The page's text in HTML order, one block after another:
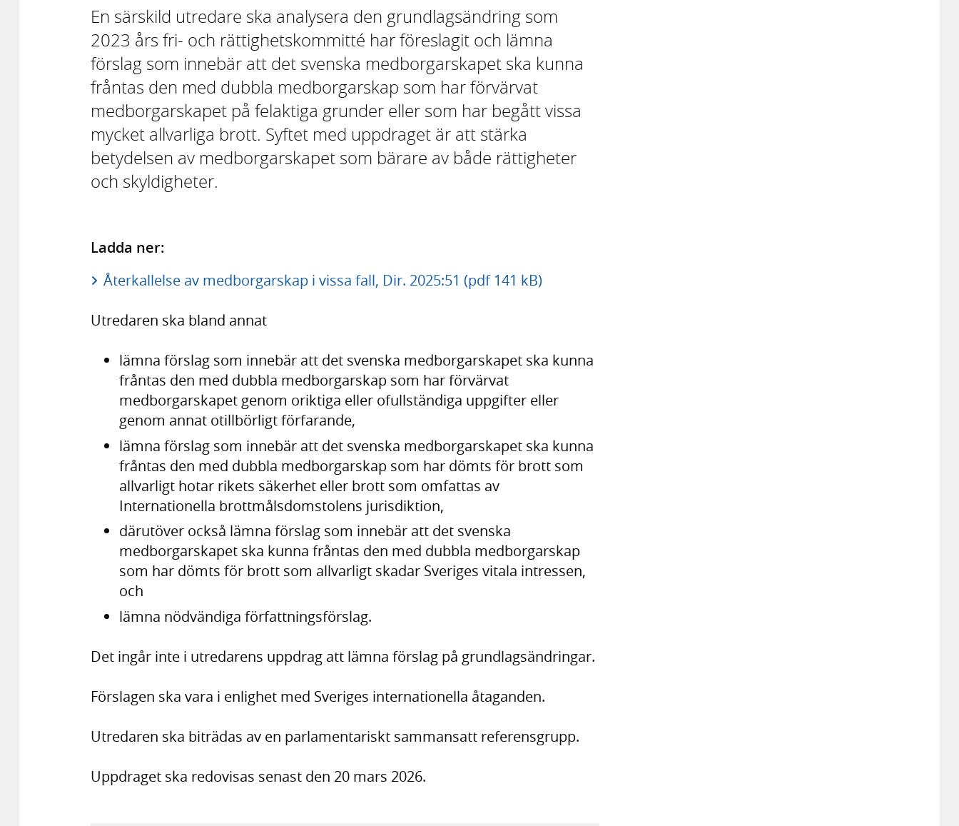
En särskild utredare ska analysera den grundlagsändring som
2023 års fri- och rättighetskommitté har föreslagit och lämna
förslag som innebär att det svenska medborgarskapet ska kunna
fråntas den med dubbla medborgarskap som har förvärvat
medborgarskapet på felaktiga grunder eller som har begått vissa
mycket allvarliga brott. Syftet med uppdraget är att stärka
betydelsen av medborgarskapet som bärare av både rättigheter
och skyldigheter.
Ladda ner:
Återkallelse av medborgarskap i vissa fall, Dir. 2025:51 (pdf 141 kB)
Utredaren ska bland annat
lämna förslag som innebär att det svenska medborgarskapet ska kunna
fråntas den med dubbla medborgarskap som har förvärvat
medborgarskapet genom oriktiga eller ofullständiga uppgifter eller
genom annat otillbörligt förfarande,
lämna förslag som innebär att det svenska medborgarskapet ska kunna
fråntas den med dubbla medborgarskap som har dömts för brott som
allvarligt hotar rikets säkerhet eller brott som omfattas av
Internationella brottmålsdomstolens jurisdiktion,
därutöver också lämna förslag som innebär att det svenska
medborgarskapet ska kunna fråntas den med dubbla medborgarskap
som har dömts för brott som allvarligt skadar Sveriges vitala intressen,
och
lämna nödvändiga författningsförslag.
Det ingår inte i utredarens uppdrag att lämna förslag på grundlagsändringar.
Förslagen ska vara i enlighet med Sveriges internationella åtaganden.
Utredaren ska biträdas av en parlamentariskt sammansatt referensgrupp.
Uppdraget ska redovisas senast den 20 mars 2026.